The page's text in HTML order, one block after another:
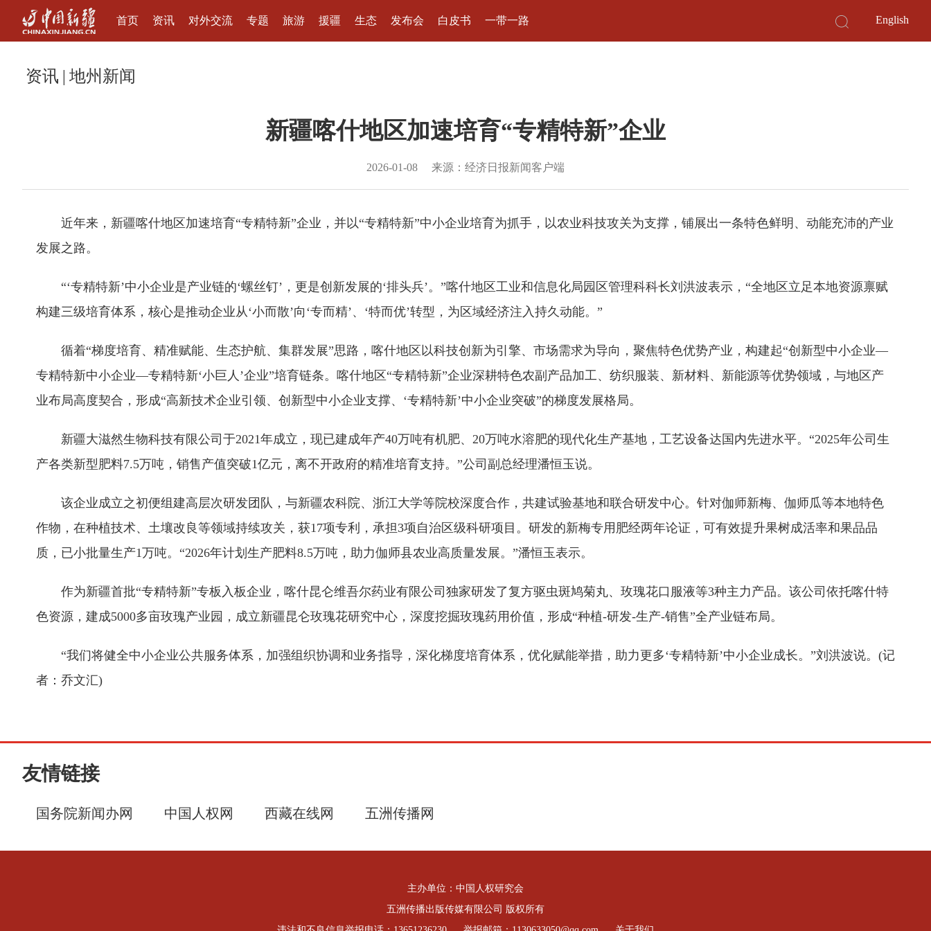
首页 资讯 对外交流 专题 旅游 援疆 生态 发布会 白皮书 一带一路 English
资讯 | 地州新闻
新疆喀什地区加速培育“专精特新”企业
2026-01-08 来源：经济日报新闻客户端
近年来，新疆喀什地区加速培育“专精特新”企业，并以“专精特新”中小企业培育为抓手，以农业科技攻关为支撑，铺展出一条特色鲜明、动能充沛的产业
发展之路。
“‘专精特新’中小企业是产业链的‘螺丝钉’，更是创新发展的‘排头兵’。”喀什地区工业和信息化局园区管理科科长刘洪波表示，“全地区立足本地资源禀赋
构建三级培育体系，核心是推动企业从‘小而散’向‘专而精’、‘特而优’转型，为区域经济注入持久动能。”
循着“梯度培育、精准赋能、生态护航、集群发展”思路，喀什地区以科技创新为引擎、市场需求为导向，聚焦特色优势产业，构建起“创新型中小企业—
专精特新中小企业—专精特新‘小巨人’企业”培育链条。喀什地区“专精特新”企业深耕特色农副产品加工、纺织服装、新材料、新能源等优势领域，与地区产
业布局高度契合，形成“高新技术企业引领、创新型中小企业支撑、‘专精特新’中小企业突破”的梯度发展格局。
新疆大滋然生物科技有限公司于2021年成立，现已建成年产40万吨有机肥、20万吨水溶肥的现代化生产基地，工艺设备达国内先进水平。“2025年公司生
产各类新型肥料7.5万吨，销售产值突破1亿元，离不开政府的精准培育支持。”公司副总经理潘恒玉说。
该企业成立之初便组建高层次研发团队，与新疆农科院、浙江大学等院校深度合作，共建试验基地和联合研发中心。针对伽师新梅、伽师瓜等本地特色
作物，在种植技术、土壤改良等领域持续攻关，获17项专利，承担3项自治区级科研项目。研发的新梅专用肥经两年论证，可有效提升果树成活率和果品品
质，已小批量生产1万吨。“2026年计划生产肥料8.5万吨，助力伽师县农业高质量发展。”潘恒玉表示。
作为新疆首批“专精特新”专板入板企业，喀什昆仑维吾尔药业有限公司独家研发了复方驱虫斑鸠菊丸、玫瑰花口服液等3种主力产品。该公司依托喀什特
色资源，建成5000多亩玫瑰产业园，成立新疆昆仑玫瑰花研究中心，深度挖掘玫瑰药用价值，形成“种植-研发-生产-销售”全产业链布局。
“我们将健全中小企业公共服务体系，加强组织协调和业务指导，深化梯度培育体系，优化赋能举措，助力更多‘专精特新’中小企业成长。”刘洪波说。(记
者：乔文汇)
友情链接
国务院新闻办网 中国人权网 西藏在线网 五洲传播网
主办单位：中国人权研究会
五洲传播出版传媒有限公司 版权所有